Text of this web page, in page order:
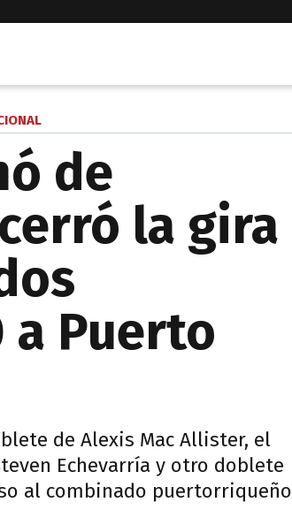
de
la gira
Puerto
de Alexis Mac Allister, el
Echevarría y otro doblete
al combinado puertorriqueño